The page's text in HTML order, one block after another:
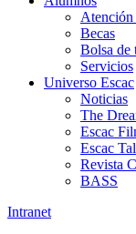
Becas
Bolsa de
Servicios
Universo Escac
Noticias
The
Escac
Escac
Revista
BASS
Intranet